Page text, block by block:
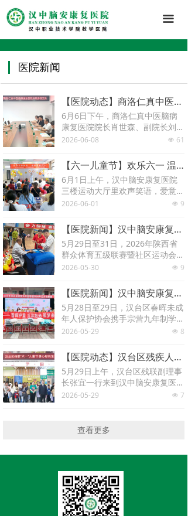
끀
医院新闻
【医院动态】商洛仁真中医脑病康复医院院长肖世森一行来院参观交流
6月6日下午，商洛仁真中医脑病
康复医院院长肖世森、副院长刘雅
带领骨干团队一行8人来汉中脑安
副院长王康勋热情接待并陪同参
观。
넶 61
2026-06-08
【六一儿童节】欢乐六一 温暖童行 | 汉中脑安康复医院举办“六一”儿童节庆祝活动
6月1日上午，汉中脑安康复医院
三楼运动大厅里欢声笑语，爱意涌
动。一场主题为“玩转巧手时光 乐
动如期举行。
넶 9
2026-06-01
【医院新闻】汉中脑安康复医院助力首届“汉人老家”全国气排球精英赛，提供全程医疗保障
5月29日至31日，2026年陕西省
群众体育五级联赛暨社区运动会
——（汉中市）气排球比赛、首넶 9
2026-05-30
【医院新闻】汉中脑安康复医院参与汉台区春晖未成年人保护协会“六一”儿童节系列关爱活动
5月28日至29日，汉台区春晖未成
年人保护协会携手宗营九年制学校
开展了一系列关爱活动。
넶 8
2026-05-29
【医院动态】汉台区残疾人联合会来院开展“六一”儿童节暖心慰问活动
5月29日上午，汉台区残联副理事
长张宜一行来到汉中脑安康复医院
（汉中市残疾人康复中心）开
넶 7
2026-05-29
查看更多